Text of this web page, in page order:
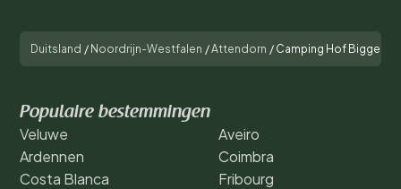
Duitsland / Noordrijn-Westfalen /Attendorn / Camping Hof Biggen
Populaire bestemmingen
Veluwe
Ardennen
Costa Blanca
Aveiro
Coimbra
Fribourg